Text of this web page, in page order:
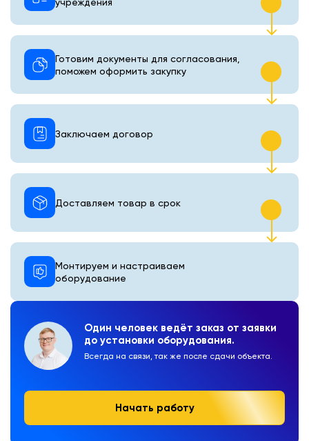
Один человек ведёт заказ от заявки
до установки оборудования.
Всегда на связи, так же после сдачи объекта.
Начать работу
Готовим документы для согласования,
поможем оформить закупку
Монтируем и настраиваем
оборудование
Доставляем товар в срок
Заключаем договор